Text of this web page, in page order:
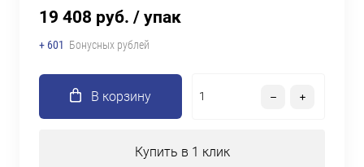
19 408 руб. / упак
+ 601 Бонусных рублей
В корзину
Купить в 1 клик